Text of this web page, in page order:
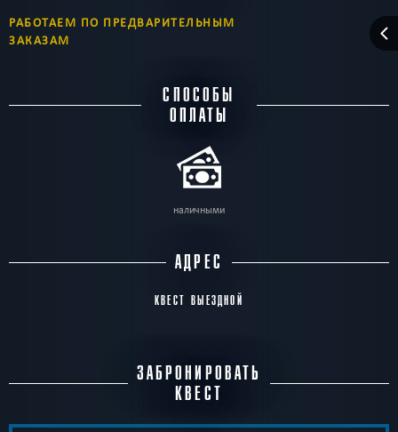
РАБОТАЕМ ПО ПРЕДВАРИТЕЛЬНЫМ
ЗАКАЗАМ
СПОСОБЫ
ОПЛАТЫ
наличными
АДРЕС
КВЕСТ ВЫЕЗДНОЙ
ЗАБРОНИРОВАТЬ
КВЕСТ